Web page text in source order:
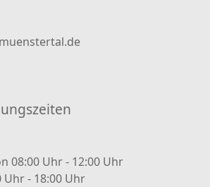
08:00 Uhr - 12:00 Uhr
- 18:00 Uhr